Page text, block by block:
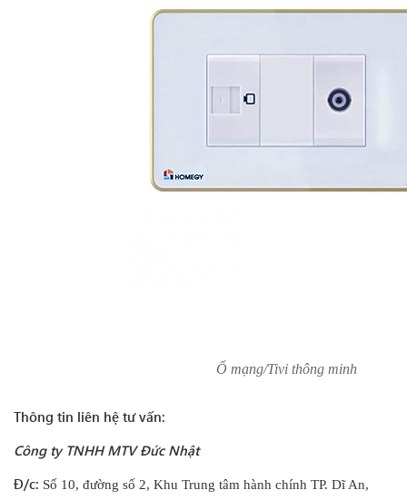
Ổ mạng/Tivi thông minh
Thông tin liên hệ tư vấn:
Công ty TNHH MTV Đức Nhật
Đ/c: Số 10, đường số 2, Khu Trung tâm hành chính TP. Dĩ An,